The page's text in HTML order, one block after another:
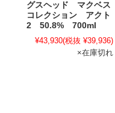
グスヘッド マクベス
コレクション アクト
2 50.8% 700ml
¥43,930(税抜 ¥39,936)
×在庫切れ